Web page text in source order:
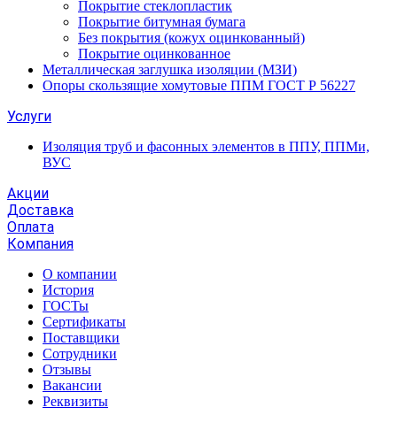
Покрытие стеклопластик
Покрытие битумная бумага
Без покрытия (кожух оцинкованный)
Покрытие оцинкованное
Металлическая заглушка изоляции (МЗИ)
Опоры скользящие хомутовые ППМ ГОСТ Р 56227
Услуги
Изоляция труб и фасонных элементов в ППУ, ППМи,
ВУС
Акции
Доставка
Оплата
Компания
О компании
История
ГОСТы
Сертификаты
Поставщики
Сотрудники
Отзывы
Вакансии
Реквизиты